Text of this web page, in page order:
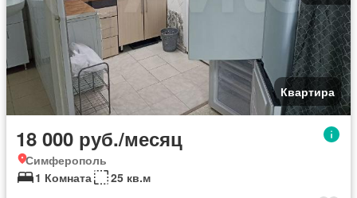
Квартира
18 000 руб./месяц
Симферополь
1 Комната
25 кв.м